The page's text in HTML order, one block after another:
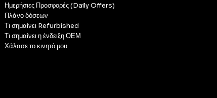
Ημερήσιες Προσφορές (Daily Offers)
Πλάνο δόσεων
Τι σημαίνει Refurbished
Τι σημαίνει η ένδειξη ΟΕΜ
Χάλασε το κινητό μου